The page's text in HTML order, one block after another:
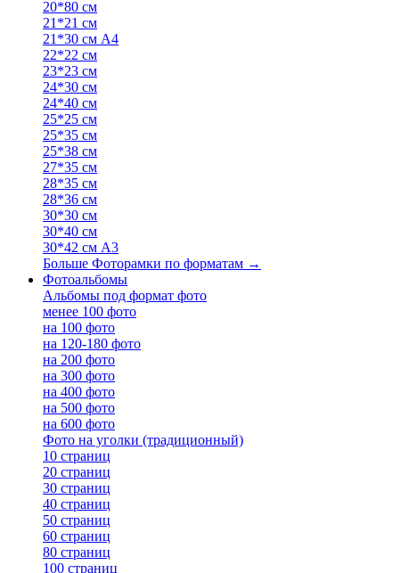
20*80 см
21*21 см
21*30 см А4
22*22 см
23*23 см
24*30 см
24*40 см
25*25 см
25*35 см
25*38 см
27*35 см
28*35 см
28*36 см
30*30 см
30*40 см
30*42 см А3
Больше Фоторамки по форматам →
Фотоальбомы
Альбомы под формат фото
менее 100 фото
на 100 фото
на 120-180 фото
на 200 фото
на 300 фото
на 400 фото
на 500 фото
на 600 фото
Фото на уголки (традиционный)
10 страниц
20 страниц
30 страниц
40 страниц
50 страниц
60 страниц
80 страниц
100 страниц